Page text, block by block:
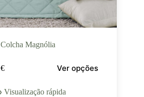
Colcha Magnólia
€ Ver opções
Visualização rápida